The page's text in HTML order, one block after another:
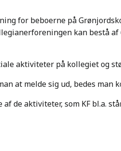
for beboerne på
kan bestå
aktiviteter på kollegiet og
at melde sig ud, bedes man
de aktiviteter, som KF bl.a.